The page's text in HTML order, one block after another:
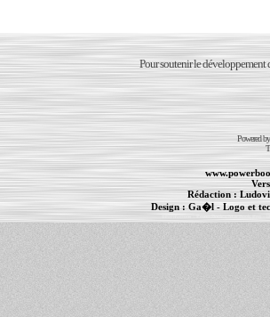
Pour soutenir le développement
Powered
Rédaction :
Design : Ga�l - Logo et
MacBook Pro